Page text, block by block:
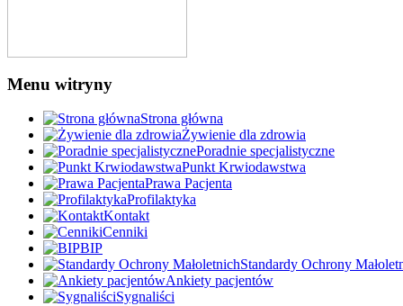
Menu witryny
Strona główna
Żywienie dla zdrowia
Poradnie specjalistyczne
Punkt Krwiodawstwa
Prawa Pacjenta
Profilaktyka
Kontakt
Cenniki
BIP
Standardy Ochrony
Ankiety pacjentów
Sygnaliści